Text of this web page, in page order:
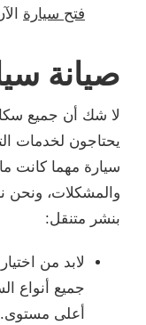
فتح سيارة
صيانة
لا شك أن جميع
يحتاجون لخدمات
سيارة مهما كانت
والمشكلات، ونحن
بنشر متنقل:
لابد من
جميع أنواع
أعلى مستوى.